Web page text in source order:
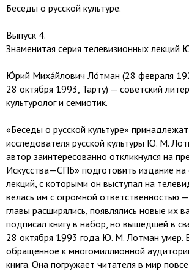
Беседы о русской культуре.
Выпуск 4.
Знаменитая серия телевизионных лекций
Ю́рий Миха́йлович Ло́тман (28 февраля
28 октября 1993, Тарту) — советский
культуролог и семиотик.
«Беседы о русской культуре»
исследователя русской культуры Ю. М.
автор заинтересованно откликнулся на
Искусст­ва—СПБ» подготовить издание на
лекций, с которыми он выступал на
велась им с огромной ответственностью —
главы расширялись, появлялись новые их
подписал книгу в набор, но вышедшей в
28 октября 1993 года Ю. М. Лотман умер.
обращенное к многомиллионной
книга. Она погружает читателя в мир